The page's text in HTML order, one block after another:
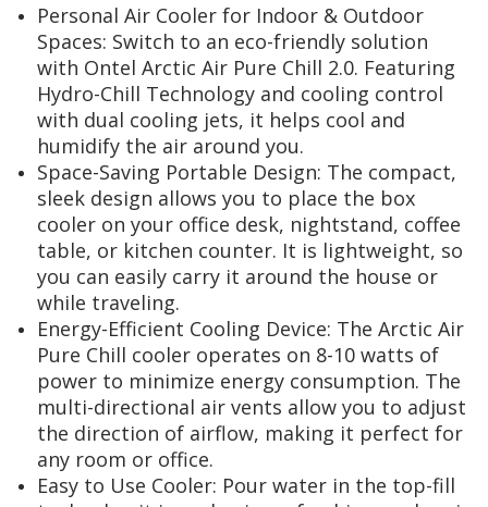
Personal Air Cooler for Indoor & Outdoor
Spaces: Switch to an eco-friendly solution
with Ontel Arctic Air Pure Chill 2.0. Featuring
Hydro-Chill Technology and cooling control
with dual cooling jets, it helps cool and
humidify the air around you.
Space-Saving Portable Design: The compact,
sleek design allows you to place the box
cooler on your office desk, nightstand, coffee
table, or kitchen counter. It is lightweight, so
you can easily carry it around the house or
while traveling.
Energy-Efficient Cooling Device: The Arctic Air
Pure Chill cooler operates on 8-10 watts of
power to minimize energy consumption. The
multi-directional air vents allow you to adjust
the direction of airflow, making it perfect for
any room or office.
Easy to Use Cooler: Pour water in the top-fill